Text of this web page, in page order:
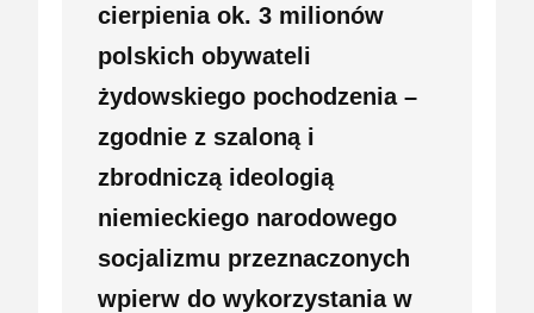
cierpienia ok. 3 milionów
polskich obywateli
żydowskiego pochodzenia –
zgodnie z szaloną i
zbrodniczą ideologią
niemieckiego narodowego
socjalizmu przeznaczonych
wpierw do wykorzystania w